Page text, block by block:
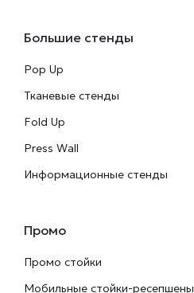
Большие стенды
Pop Up
Тканевые стенды
Fold Up
Press Wall
Информационные стенды
Промо
Промо стойки
Мобильные стойки-ресепшены